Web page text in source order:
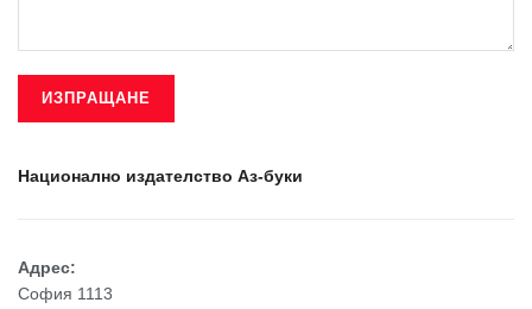
Национално издателство Аз-буки
Адрес:
София 1113